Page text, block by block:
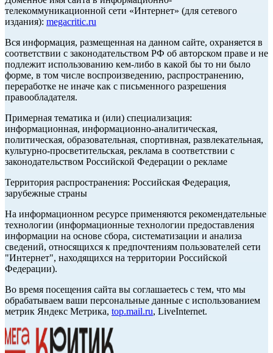
телекоммуникационной сети «Интернет» (для сетевого
издания): megacritic.ru
Вся информация, размещенная на данном сайте, охраняется в
соответствии с законодательством РФ об авторском праве и не
подлежит использованию кем-либо в какой бы то ни было
форме, в том числе воспроизведению, распространению,
переработке не иначе как с письменного разрешения
правообладателя.
Примерная тематика и (или) специализация:
информационная, информационно-аналитическая,
политическая, образовательная, спортивная, развлекательная,
культурно-просветительская, реклама в соответствии с
законодательством Российской Федерации о рекламе
Территория распространения: Российская Федерация,
зарубежные страны
На информационном ресурсе применяются рекомендательные
технологии (информационные технологии предоставления
информации на основе сбора, систематизации и анализа
сведений, относящихся к предпочтениям пользователей сети
"Интернет", находящихся на территории Российской
Федерации).
Во время посещения сайта вы соглашаетесь с тем, что мы
обрабатываем ваши персональные данные с использованием
метрик Яндекс Метрика, top.mail.ru, LiveInternet.